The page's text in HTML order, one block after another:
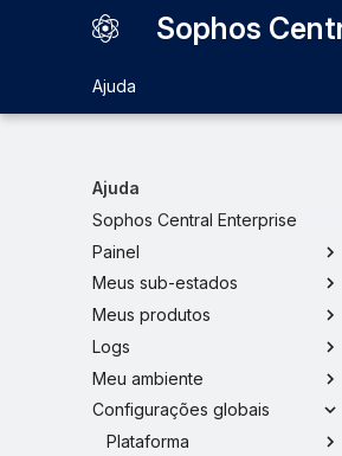
Sophos
Ajuda
Ajuda
Sophos Central Enterprise
Painel
Meus sub-estados
Meus produtos
Logs
Meu ambiente
Configurações globais
Plataforma